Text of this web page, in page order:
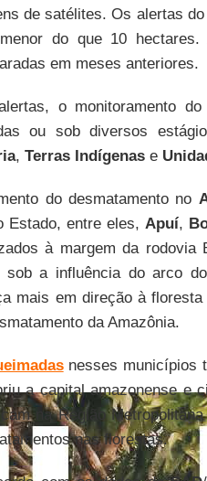
de satélites. Os alertas do
do que 10
em meses anteriores.
o monitoramento
ou sob diversos
, Terras Indígenase
do desmatamento no
Estado, entre eles, Apuí,
à margem da rodovia
sob a influência do arco
mais em direção à
da Amazônia.
nesses municípios
a capital amazonense e
na Região
nas florestas.